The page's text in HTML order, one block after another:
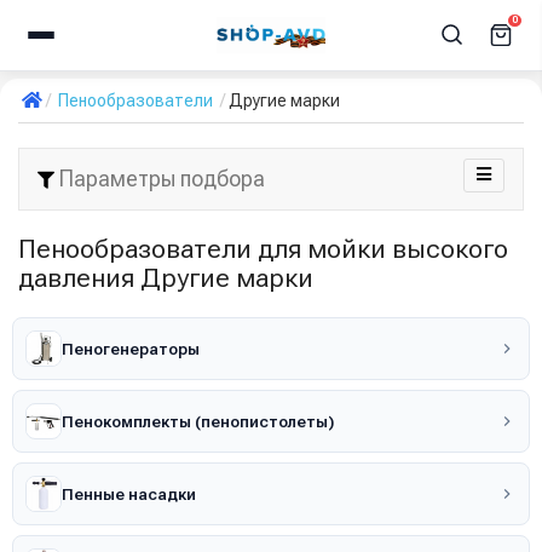
0
Пенообразователи Другие марки
Параметры подбора
Пенообразователи для мойки высокого
давления Другие марки
Пеногенераторы
Пенокомплекты (пенопистолеты)
Пенные насадки